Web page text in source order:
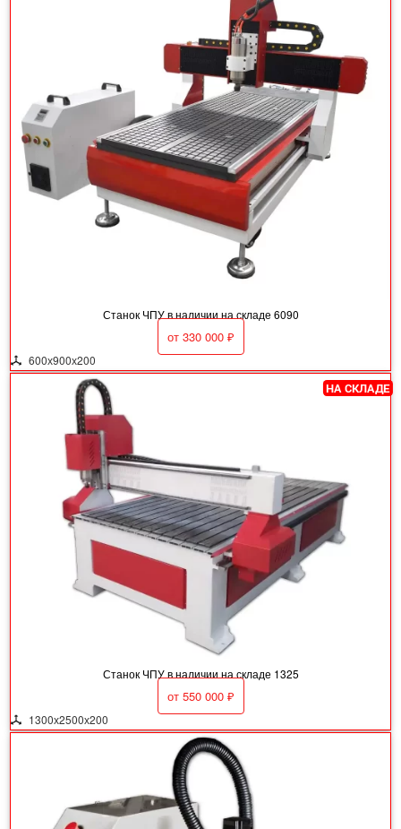
Станок ЧПУ в наличии на складе 6090
от 330 000 ₽
600х900х200
Станок ЧПУ в наличии на складе 1325
от 550 000 ₽
1300х2500х200